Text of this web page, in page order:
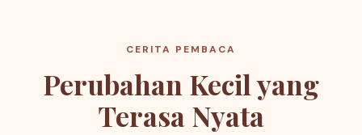
CERITA PEMBACA
Perubahan Kecil yang
Terasa Nyata